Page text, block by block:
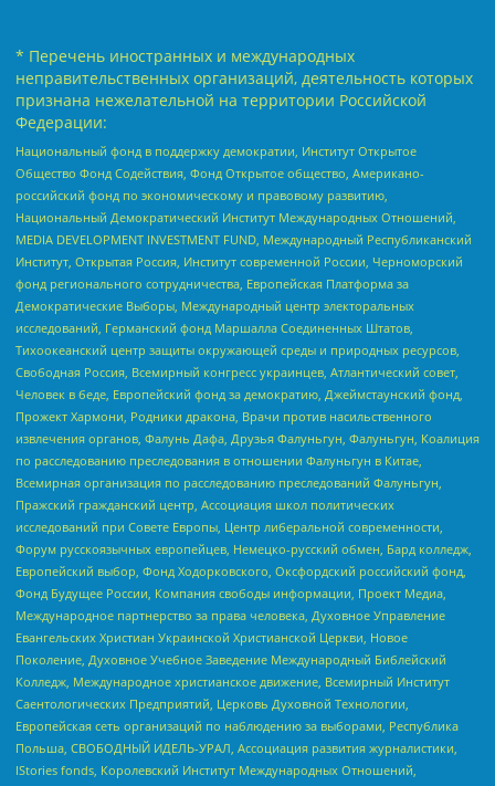
* Перечень иностранных и международных
неправительственных организаций, деятельность которых
признана нежелательной на территории Российской
Федерации:
Национальный фонд в поддержку демократии, Институт Открытое
Общество Фонд Содействия, Фонд Открытое общество, Американо-
российский фонд по экономическому и правовому развитию,
Национальный Демократический Институт Международных Отношений,
MEDIA DEVELOPMENT INVESTMENT FUND, Международный Республиканский
Институт, Открытая Россия, Институт современной России, Черноморский
фонд регионального сотрудничества, Европейская Платформа за
Демократические Выборы, Международный центр электоральных
исследований, Германский фонд Маршалла Соединенных Штатов,
Тихоокеанский центр защиты окружающей среды и природных ресурсов,
Свободная Россия, Всемирный конгресс украинцев, Атлантический совет,
Человек в беде, Европейский фонд за демократию, Джеймстаунский фонд,
Прожект Хармони, Родники дракона, Врачи против насильственного
извлечения органов, Фалунь Дафа, Друзья Фалуньгун, Фалуньгун, Коалиция
по расследованию преследования в отношении Фалуньгун в Китае,
Всемирная организация по расследованию преследований Фалуньгун,
Пражский гражданский центр, Ассоциация школ политических
исследований при Совете Европы, Центр либеральной современности,
Форум русскоязычных европейцев, Немецко-русский обмен, Бард колледж,
Европейский выбор, Фонд Ходорковского, Оксфордский российский фонд,
Фонд Будущее России, Компания свободы информации, Проект Медиа,
Международное партнерство за права человека, Духовное Управление
Евангельских Христиан Украинской Христианской Церкви, Новое
Поколение, Духовное Учебное Заведение Международный Библейский
Колледж, Международное христианское движение, Всемирный Институт
Саентологических Предприятий, Церковь Духовной Технологии,
Европейская сеть организаций по наблюдению за выборами, Республика
Польша, СВОБОДНЫЙ ИДЕЛЬ-УРАЛ, Ассоциация развития журналистики,
IStories fonds, Королевский Институт Международных Отношений,